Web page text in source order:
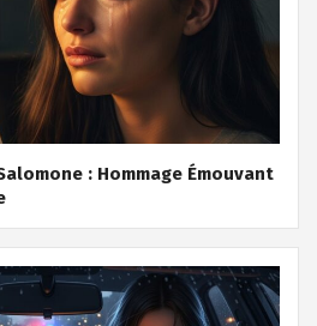
: Hommage Émouvant